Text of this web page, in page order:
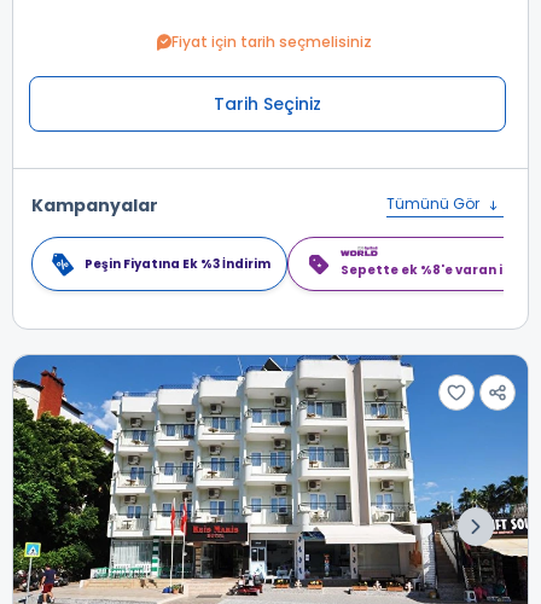
Fiyat için tarih seçmelisiniz
Tarih Seçiniz
Kampanyalar Tümünü Gör
Peşin Fiyatına Ek %3 İndirim Sepette ek %8'e varan